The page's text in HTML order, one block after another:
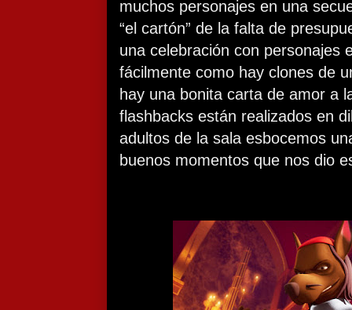
muchos personajes en una
“el cartón” de la falta de
una celebración con personajes
fácilmente como hay clones de
hay una bonita carta de amor a
flashbacks están realizados en
adultos de la sala esbocemos
buenos momentos que nos dio